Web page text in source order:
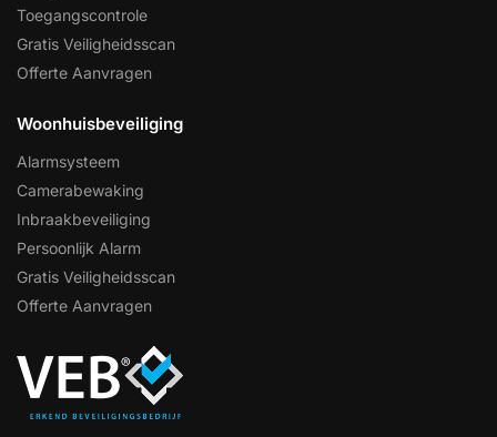
Toegangscontrole
Gratis Veiligheidsscan
Offerte Aanvragen
Woonhuisbeveiliging
Alarmsysteem
Camerabewaking
Inbraakbeveiliging
Persoonlijk Alarm
Gratis Veiligheidsscan
Offerte Aanvragen